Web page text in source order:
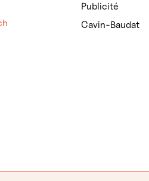
Publicité
Cavin-Baudat